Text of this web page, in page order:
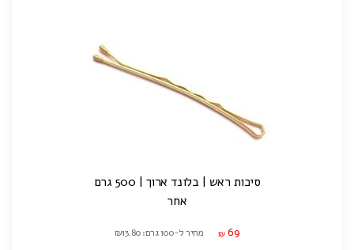
סיכות ראש | בלונד ארוך | 500 גרם
אחר
₪ 69 מחיר ל-100 גרם: ₪13.80